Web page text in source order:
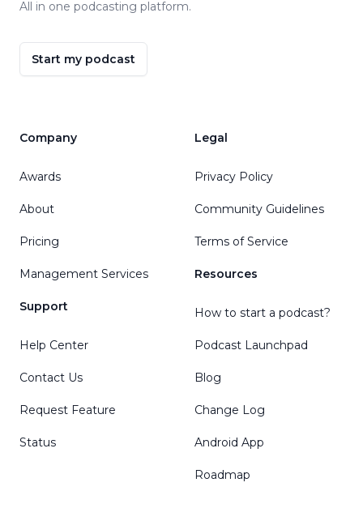
All in one podcasting platform.
Start my podcast
Company
Awards
About
Pricing
Management Services
Support
Help Center
Contact Us
Request Feature
Status
Legal
Privacy Policy
Community Guidelines
Terms of Service
Resources
How to start a podcast?
Podcast Launchpad
Blog
Change Log
Android App
Roadmap